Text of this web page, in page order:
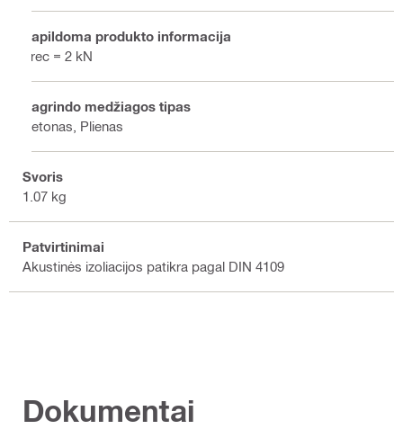
Papildoma produkto informacija
Frec = 2 kN
Pagrindo medžiagos tipas
Betonas, Plienas
Svoris
1.07 kg
Patvirtinimai
Akustinės izoliacijos patikra pagal DIN 4109
Dokumentai